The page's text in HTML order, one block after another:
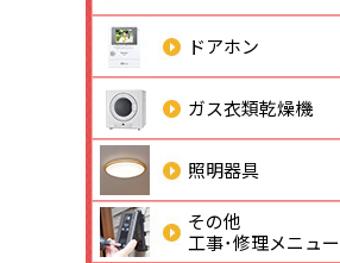
ドアホン
ガス衣類乾燥機
照明器具
その他
工事･修理メニュー